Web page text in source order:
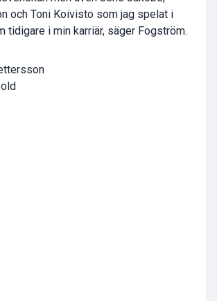
och Toni Koivisto som jag spelat i
tidigare i min karriär, säger Fogström.